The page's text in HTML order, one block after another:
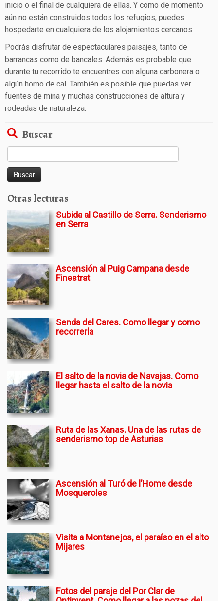
inicio o el final de cualquiera de ellas. Y como de momento
aún no están construidos todos los refugios, puedes
hospedarte en cualquiera de los alojamientos cercanos.
Podrás disfrutar de espectaculares paisajes, tanto de
barrancas como de bancales. Además es probable que
durante tu recorrido te encuentres con alguna carbonera o
algún horno de cal. También es posible que puedas ver
fuentes de mina y muchas construcciones de altura y
rodeadas de naturaleza.
Buscar
Otras lecturas
Subida al Castillo de Serra. Senderismo
en Serra
Ascensión al Puig Campana desde
Finestrat
Senda del Cares. Como llegar y como
recorrerla
El salto de la novia de Navajas. Como
llegar hasta el salto de la novia
Ruta de las Xanas. Una de las rutas de
senderismo top de Asturias
Ascensión al Turó de l’Home desde
Mosqueroles
Visita a Montanejos, el paraíso en el alto
Mijares
Fotos del paraje del Por Clar de